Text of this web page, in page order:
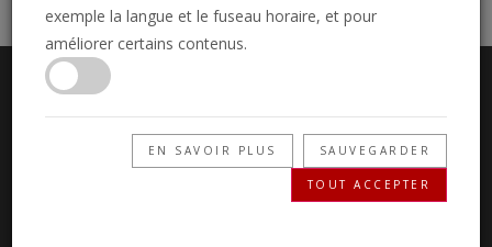
À PROPOS DE NOUS CONTACT
FOIRE AUX QUESTIONS
TERMES D'USAGE
exemple la langue et le fuseau horaire, et pour
améliorer certains contenus.
EN SAVOIR PLUS SAUVEGARDER
TOUT ACCEPTER